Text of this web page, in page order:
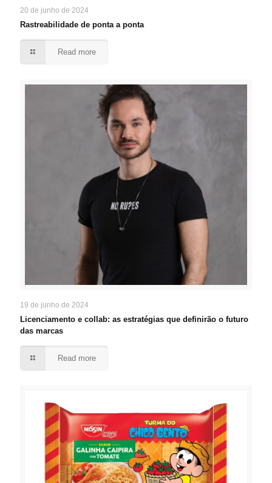
20 de junho de 2024
Rastreabilidade de ponta a ponta
Read more
19 de junho de 2024
Licenciamento e collab: as estratégias que definirão o futuro
das marcas
Read more